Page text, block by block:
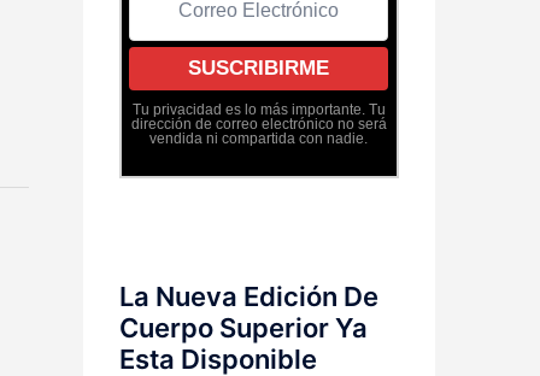
Tu privacidad es lo más importante. Tu
dirección de correo electrónico no será
vendida ni compartida con nadie.
La Nueva Edición De
Cuerpo Superior Ya
Esta Disponible